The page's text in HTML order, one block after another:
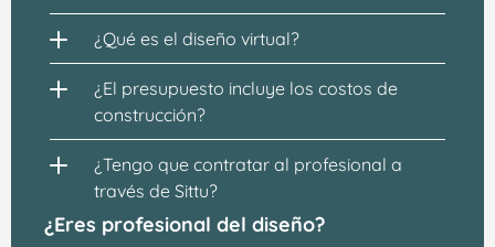
¿Qué es el diseño virtual?
¿El presupuesto incluye los costos de
construcción?
¿Tengo que contratar al profesional a
través de Sittu?
¿Eres profesional del diseño?